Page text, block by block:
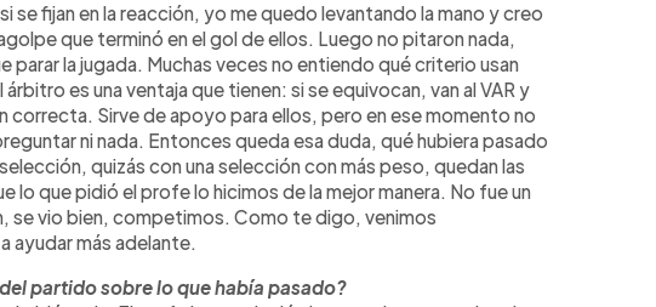
se fijan en la reacción, yo me quedo levantando la mano y creo
que terminó en el gol de ellos. Luego no pitaron nada,
parar la jugada. Muchas veces no entiendo qué criterio usan
árbitro es una ventaja que tienen: si se equivocan, van al VAR y
correcta. Sirve de apoyo para ellos, pero en ese momento no
ni nada. Entonces queda esa duda, qué hubiera pasado
quizás con una selección con más peso, quedan las
lo que pidió el profe lo hicimos de la mejor manera. No fue un
se vio bien, competimos. Como te digo, venimos
ayudar más adelante.
partido sobre lo que había pasado?